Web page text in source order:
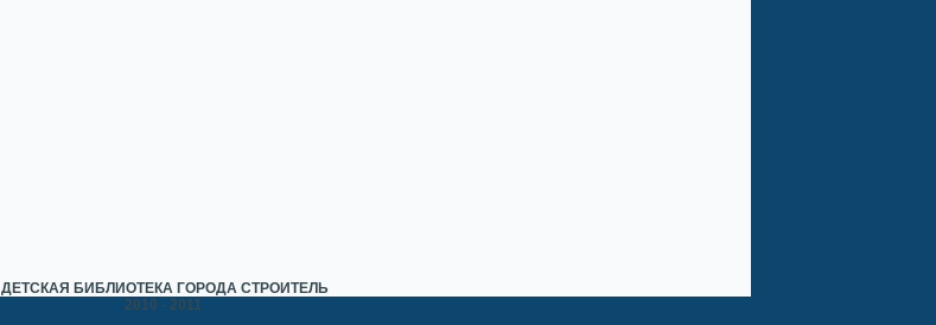
ДЕТСКАЯ БИБЛИОТЕКА ГОРОДА СТРОИТЕЛЬ
2010 - 2011